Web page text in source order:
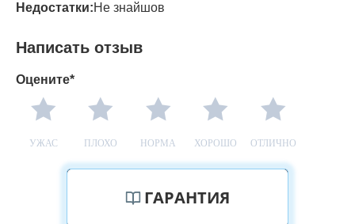
Недостатки:Не знайшов
Написать отзыв
Оцените*
УЖАС ПЛОХО НОРМА ХОРОШО ОТЛИЧНО
ГАРАНТИЯ